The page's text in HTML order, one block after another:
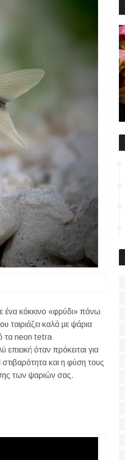
ένα κόκκινο «φρύδι» πάνω
καλά με ψάρια
τα neon tetra
όταν πρόκειται για
και η φύση τους
των ψαριών σας.